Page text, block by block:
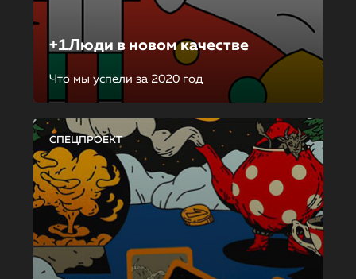
+1Люди в новом качестве
Что мы успели за 2020 год
СПЕЦПРОЕКТ